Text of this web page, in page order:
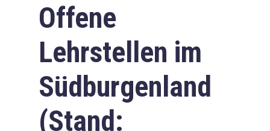
Offene
Lehrstellen im
Südburgenland
(Stand: